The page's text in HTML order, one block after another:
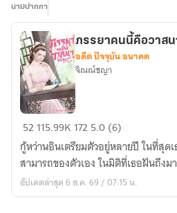
นามปากกา
ภรรยา
คน
นี้
คือ
วาสนา
ภรรยาคนนี้คือวาสน
อดีต ปัจจุบัน อนาคต
จิณณ์ชญา
52 115.99K 172 5.0 (6)
กู้หว่านอินเตรียมตัวอยู่หลายปี ในที่สุด
สามารถของตัวเอง ในมิติที่เธอฝันถึงม
อัปเดตล่าสุด 6 ส.ค. 69 / 07:15 น.